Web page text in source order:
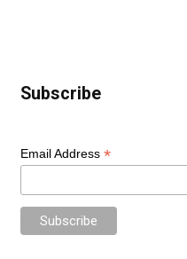
Subscribe
Email Address *